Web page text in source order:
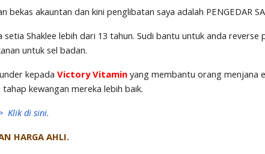
bekas akauntan dan kini penglibatan saya adalah PENGEDAR
setia Shaklee lebih dari 13 tahun. Sudi bantu untuk anda reverse
untuk sel badan.
kepadaVictory Vitamin yang membantu orang menjana
kewangan mereka lebih baik.
Klik di sini.
HARGA AHLI.